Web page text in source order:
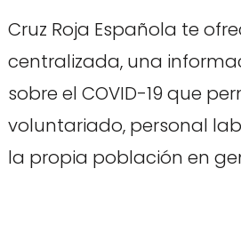
Cruz Roja Española te
centralizada, una
sobre el COVID-19 que
voluntariado, personal
la propia población en